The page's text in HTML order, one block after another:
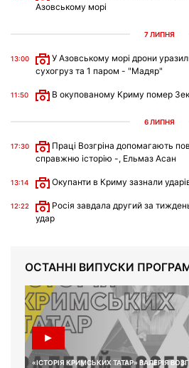
Азовському морі
7 ЛИПНЯ
13:00
У Азовському морі дрони
сухогруз та 1 паром - "Мадяр"
11:50 В окупованому Криму помер
6 ЛИПНЯ
17:30
Праці Возгріна допомагають
справжню історію -, Ельмаз Асан
13:14 Окупанти в Криму зазнали
12:22
Росія завдала другий за
удар
ОСТАННІ ВИПУСКИ
«ІСТОРІЯ КРИМСЬКИХ ТАТАР» ВАЛЕРІЯ